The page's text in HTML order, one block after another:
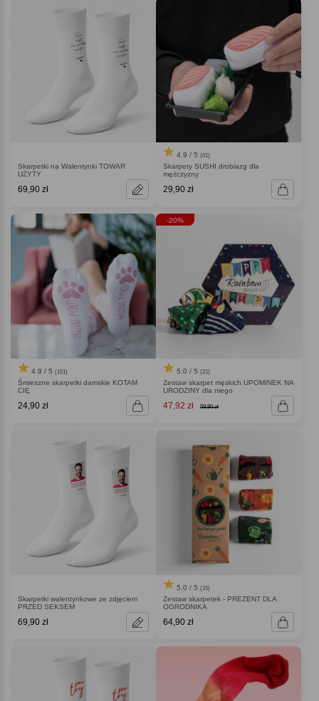
Skarpetki na Walentynki TOWAR
UŻYTY
69,90 zł
4.9 / 5 (61)
Skarpety SUSHI drobiazg dla
mężczyzny
29,90 zł
4.9 / 5 (151)
Śmieszne skarpetki damskie KOTAM
CIĘ
24,90 zł
-20%
5.0 / 5 (21)
Zestaw skarpet męskich UPOMINEK NA
URODZINY dla niego
47,92 zł 59,90 zł
Skarpetki walentynkowe ze zdjęciem
PRZED SEKSEM
69,90 zł
5.0 / 5 (15)
Zestaw skarpetek - PREZENT DLA
OGRODNIKA
64,90 zł